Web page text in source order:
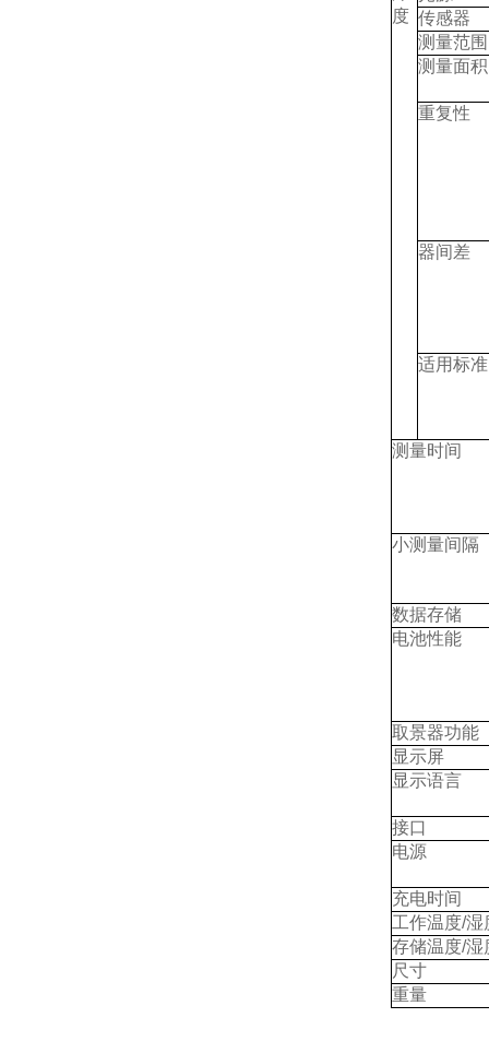
度 传感器
测量范围
测量面积
重复性
器间差
适用标准
测量时间
小测量间隔
数据存储
电池性能
取景器功能
显示屏
显示语言
接口
电源
充电时间
工作温度/湿
存储温度/湿
尺寸
重量